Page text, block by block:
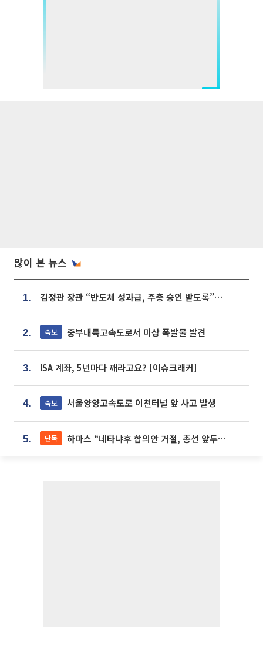
많이 본 뉴스
1. 김정관 장관 “반도체 성과급, 주총 승인 받도록”…상법·자본시장법 개정 시사
2. 속보 중부내륙고속도로서 미상 폭발물 발견
3. ISA 계좌, 5년마다 깨라고요? [이슈크래커]
4. 속보 서울양양고속도로 이천터널 앞 사고 발생
5. 단독 하마스 “네타냐후 합의안 거절, 총선 앞두고 시간 끌기”